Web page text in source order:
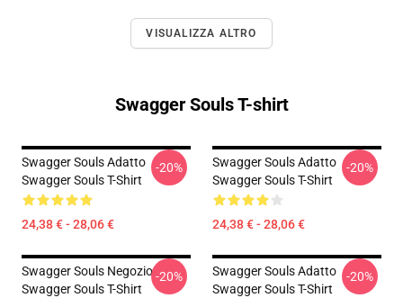
VISUALIZZA ALTRO
Swagger Souls T-shirt
Swagger Souls Adatto
Swagger Souls T-Shirt
24,38 € - 28,06 €
-20%
Swagger Souls Adatto
Swagger Souls T-Shirt
24,38 € - 28,06 €
-20%
Swagger Souls Negozio
Swagger Souls T-Shirt
-20%
Swagger Souls Adatto
Swagger Souls T-Shirt
-20%